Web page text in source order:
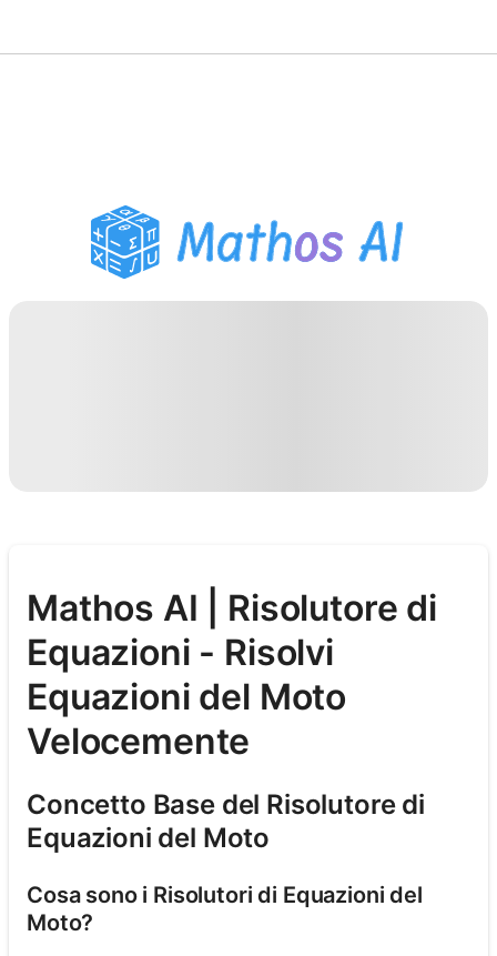
Assistente Compiti PDF
Strumenti di studio
Mathos AI | Risolutore di
Equazioni - Risolvi
Equazioni del Moto
Velocemente
Concetto Base del Risolutore di
Equazioni del Moto
Cosa sono i Risolutori di Equazioni del
Moto?